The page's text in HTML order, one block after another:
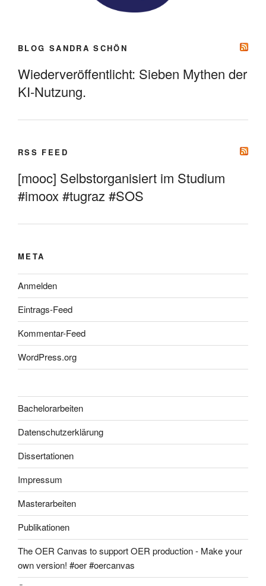
BLOG SANDRA SCHÖN
Wiederveröffentlicht: Sieben Mythen der
KI-Nutzung.
RSS FEED
[mooc] Selbstorganisiert im Studium
#imoox #tugraz #SOS
META
Anmelden
Eintrags-Feed
Kommentar-Feed
WordPress.org
Bachelorarbeiten
Datenschutzerklärung
Dissertationen
Impressum
Masterarbeiten
Publikationen
The OER Canvas to support OER production - Make your
own version! #oer #oercanvas